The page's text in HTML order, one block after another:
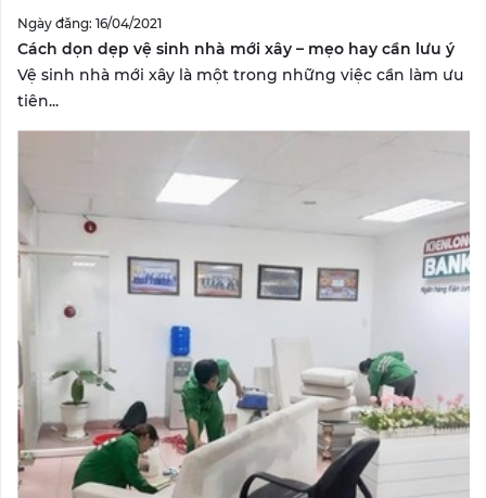
Ngày đăng: 16/04/2021
Cách dọn dẹp vệ sinh nhà mới xây – mẹo hay cần lưu ý
Vệ sinh nhà mới xây là một trong những việc cần làm ưu
tiên...